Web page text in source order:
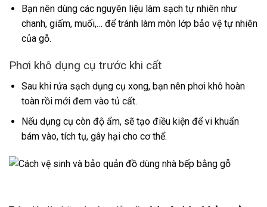
Bạn nên dùng các nguyên liệu làm sạch tự nhiên như
chanh, giấm, muối,… để tránh làm mòn lớp bảo vệ tự nhiên
của gỗ.
Phơi khô dụng cụ trước khi cất
Sau khi rửa sạch dụng cụ xong, bạn nên phơi khô hoàn
toàn rồi mới đem vào tủ cất.
Nếu dụng cụ còn độ ẩm, sẽ tạo điều kiện để vi khuẩn
bám vào, tích tụ, gây hại cho cơ thể.